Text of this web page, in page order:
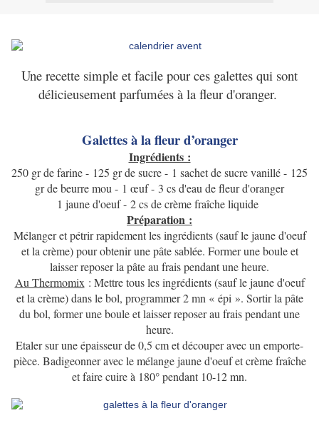
Une recette simple et facile pour ces galettes qui sont
délicieusement parfumées à la fleur d'oranger.
Galettes à la fleur d’oranger
Ingrédients :
250 gr de farine - 125 gr de sucre - 1 sachet de sucre vanillé - 125
gr de beurre mou - 1 œuf - 3 cs d'eau de fleur d'oranger
1 jaune d'oeuf - 2 cs de crème fraîche liquide
Préparation :
Mélanger et pétrir rapidement les ingrédients (sauf le jaune d'oeuf
et la crème) pour obtenir une pâte sablée. Former une boule et
laisser reposer la pâte au frais pendant une heure.
Au Thermomix : Mettre tous les ingrédients (sauf le jaune d'oeuf
et la crème) dans le bol, programmer 2 mn « épi ». Sortir la pâte
du bol, former une boule et laisser reposer au frais pendant une
heure.
Etaler sur une épaisseur de 0,5 cm et découper avec un emporte-
pièce. Badigeonner avec le mélange jaune d'oeuf et crème fraîche
et faire cuire à 180° pendant 10-12 mn.